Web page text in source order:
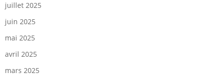
juillet 2025
juin 2025
mai 2025
avril 2025
mars 2025